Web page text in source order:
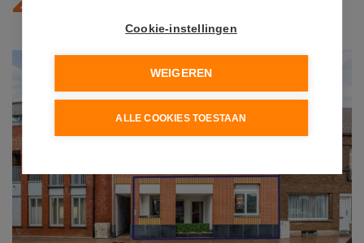
Cookie-instellingen
WEIGEREN
ALLE COOKIES TOESTAAN